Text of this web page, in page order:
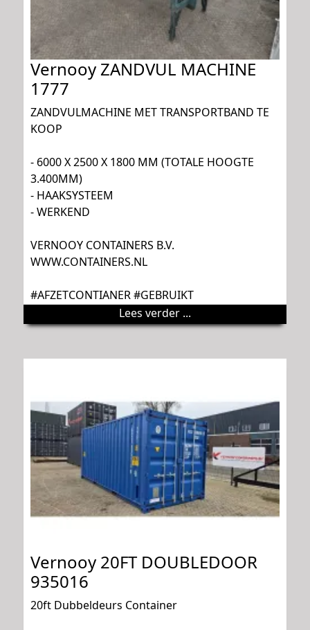
Vernooy ZANDVUL MACHINE
1777
ZANDVULMACHINE MET TRANSPORTBAND TE
KOOP
- 6000 X 2500 X 1800 MM (TOTALE HOOGTE
3.400MM)
- HAAKSYSTEEM
- WERKEND
VERNOOY CONTAINERS B.V.
WWW.CONTAINERS.NL
#AFZETCONTIANER #GEBRUIKT
Lees verder ...
Vernooy 20FT DOUBLEDOOR
935016
20ft Dubbeldeurs Container